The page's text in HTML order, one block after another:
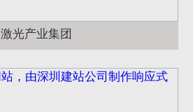
激光产业集团